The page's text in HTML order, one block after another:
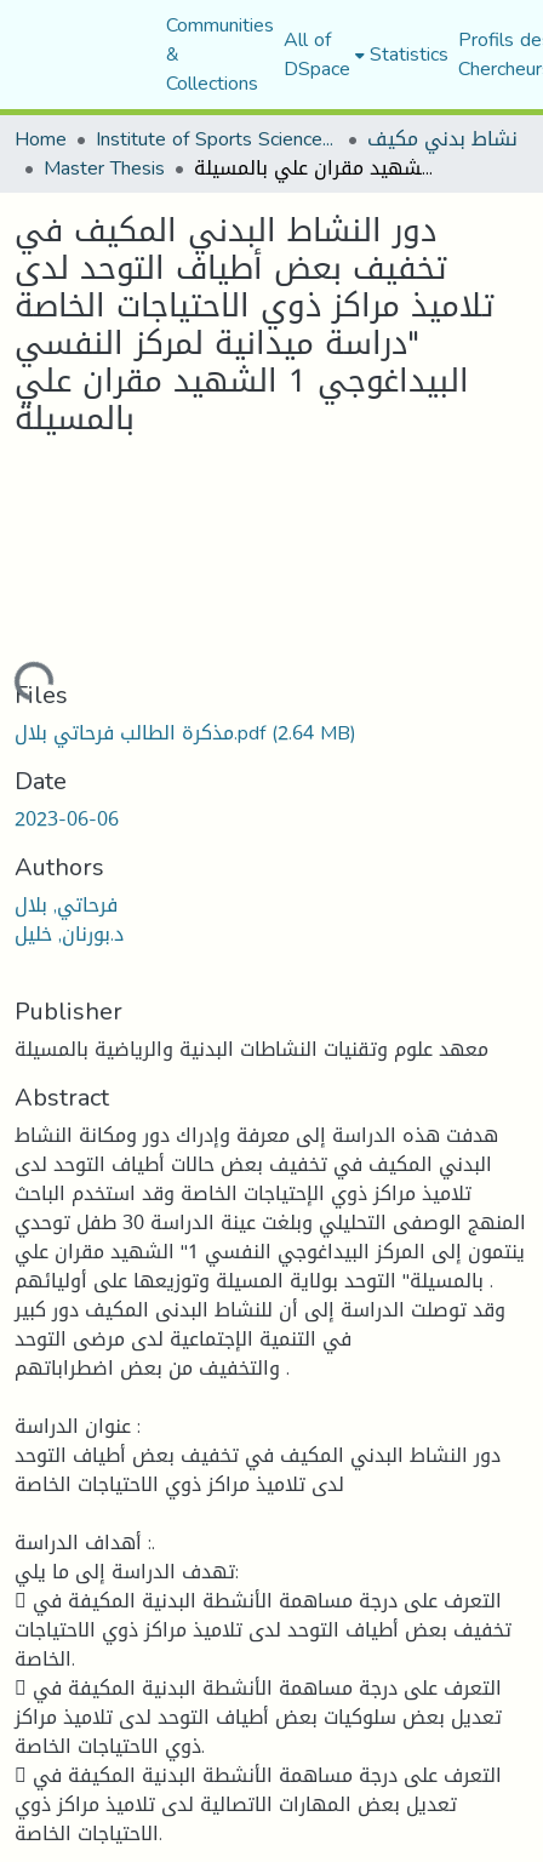
Communities
&
Collections
All of
DSpace Statistics Profils
Home
Institute of Sports Sciences and Techniques نشاط بدني مكيف
Master Thesis دور النشاط البدني المكيف في تخفيف بعض أطياف التوحد لدى تلاميذ مراكز ذوي الاحتياجات الخاصة "دراسة ميدانية لمركز النفسي البيداغوجي 1 الشهيد مقران علي بالمسيلة
دور النشاط البدني المكيف في
تخفيف بعض أطياف التوحد لدى
تلاميذ مراكز ذوي الاحتياجات الخاصة
"دراسة ميدانية لمركز النفسي
البيداغوجي 1 الشهيد مقران علي
بالمسيلة
Files
مذكرة الطالب فرحاتي بلال.pdf(2.64 MB)
Date
2023-06-06
Authors
فرحاتي, بلال
د.بورنان, خليل
Publisher
معهد علوم وتقنيات النشاطات البدنية والرياضية بالمسيلة
Abstract
هدفت هذه الدراسة إلى معرفة وإدراك دور ومكانة النشاط
البدني المكيف في تخفيف بعض حالات أطياف التوحد لدى
تلاميذ مراكز ذوي الإحتياجات الخاصة وقد استخدم الباحث
المنهج الوصفى التحليلي وبلغت عينة الدراسة 30 طفل توحدي
ينتمون إلى المركز البيداغوجي النفسي 1" الشهيد مقران علي
بالمسيلة" التوحد بولاية المسيلة وتوزيعها على أوليائهم .
وقد توصلت الدراسة إلى أن للنشاط البدنى المكيف دور كبير
في التنمية الإجتماعية لدى مرضى التوحد
والتخفيف من بعض اضطراباتهم .
عنوان الدراسة :
دور النشاط البدني المكيف في تخفيف بعض أطياف التوحد
لدى تلاميذ مراكز ذوي الاحتياجات الخاصة
أهداف الدراسة :.
تهدف الدراسة إلى ما يلي:
 التعرف على درجة مساهمة الأنشطة البدنية المكيفة في
تخفيف بعض أطياف التوحد لدى تلاميذ مراكز ذوي الاحتياجات
الخاصة.
 التعرف على درجة مساهمة الأنشطة البدنية المكيفة في
تعديل بعض سلوكيات بعض أطياف التوحد لدى تلاميذ مراكز
ذوي الاحتياجات الخاصة.
 التعرف على درجة مساهمة الأنشطة البدنية المكيفة في
تعديل بعض المهارات الاتصالية لدى تلاميذ مراكز ذوي
الاحتياجات الخاصة.